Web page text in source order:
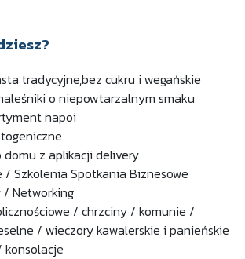
tradycyjne,bez cukru i wegańskie
o niepowtarzalnym smaku
napoi
z aplikacji delivery
/ Szkolenia Spotkania Biznesowe
Networking
/ chrzciny / komunie /
/ wieczory kawalerskie i panieńskie